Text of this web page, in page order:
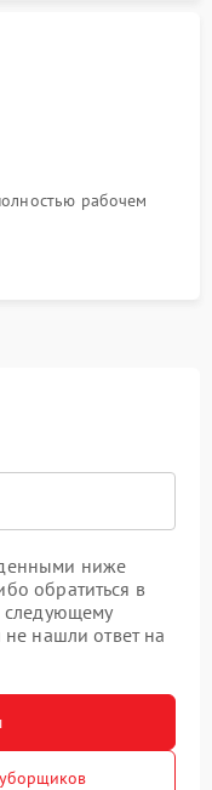
рабочем
ниже
обратиться в
следующему
не нашли ответ на